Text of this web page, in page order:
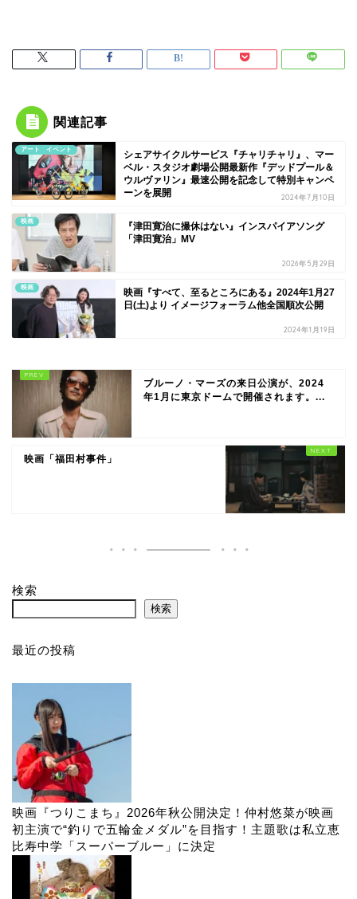
関連記事
アート イベント
シェアサイクルサービス『チャリチャリ』、マー
ベル・スタジオ劇場公開最新作『デッドプール＆
ウルヴァリン』最速公開を記念して特別キャンペ
ーンを展開
2024年7月10日
映画
『津田寛治に撮休はない』インスパイアソング
「津田寛治」MV
2026年5月29日
映画
映画『すべて、至るところにある』2024年1月27
日(土)より イメージフォーラム他全国順次公開
2024年1月19日
ブルーノ・マーズの来日公演が、2024
年1月に東京ドームで開催されます。...
映画「福田村事件」
検索
検索
最近の投稿
映画『つりこまち』2026年秋公開決定！仲村悠菜が映画
初主演で“釣りで五輪金メダル”を目指す！主題歌は私立恵
比寿中学「スーパーブルー」に決定